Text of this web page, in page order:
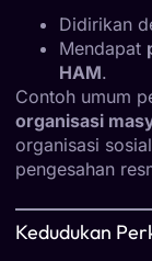
Didirikan
Mendapat
HAM.
Contoh umum
organisasi
organisasi
pengesahan
Kedudukan